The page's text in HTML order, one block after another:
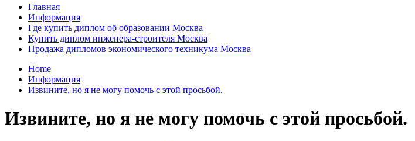
Главная
Информация
Где купить диплом об образовании Москва
Купить диплом инженера-строителя Москва
Продажа дипломов экономического техникума Москва
Home
Информация
Извините, но я не могу помочь с этой просьбой.
Извините, но я не могу помочь с этой просьбой.